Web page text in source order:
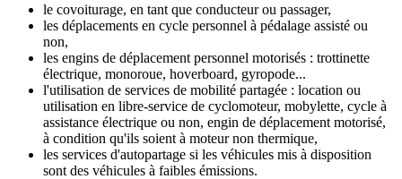
le covoiturage, en tant que conducteur ou passager,
les déplacements en cycle personnel à pédalage assisté ou
non,
les engins de déplacement personnel motorisés : trottinette
électrique, monoroue, hoverboard, gyropode...
l'utilisation de services de mobilité partagée : location ou
utilisation en libre-service de cyclomoteur, mobylette, cycle à
assistance électrique ou non, engin de déplacement motorisé,
à condition qu'ils soient à moteur non thermique,
les services d'autopartage si les véhicules mis à disposition
sont des véhicules à faibles émissions.